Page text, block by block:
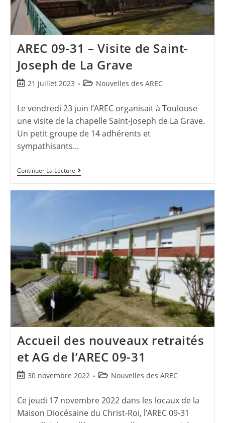
AREC 09-31 – Visite de Saint-
Joseph de La Grave
21 juillet 2023 Nouvelles des AREC
Le vendredi 23 juin l’AREC organisait à Toulouse
une visite de la chapelle Saint-Joseph de La Grave.
Un petit groupe de 14 adhérents et
sympathisants...
Continuer La Lecture
Accueil des nouveaux retraités
et AG de l’AREC 09-31
30 novembre 2022 Nouvelles des AREC
Ce jeudi 17 novembre 2022 dans les locaux de la
Maison Diocésaine du Christ-Roi, l’AREC 09-31